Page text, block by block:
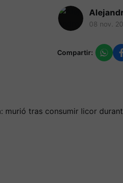
08 nov.
Compartir: